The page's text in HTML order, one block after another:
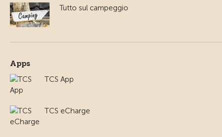
Tutto sul campeggio
Apps
TCS App
TCS eCharge